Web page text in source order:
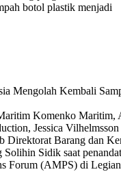
botol plastik menjadi
Komenko Maritim,
Jessica
Direktorat Barang dan
Sidik saat
Forum (AMPS) di